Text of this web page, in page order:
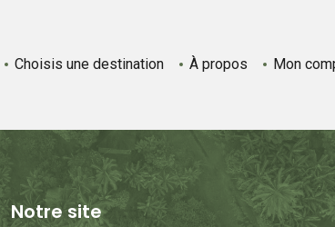
Choisis une destination À propos Mon
Notre site